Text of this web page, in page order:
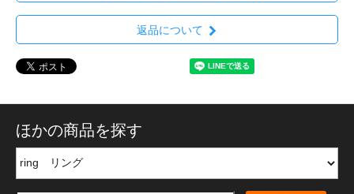
返品について
ほかの商品を探す